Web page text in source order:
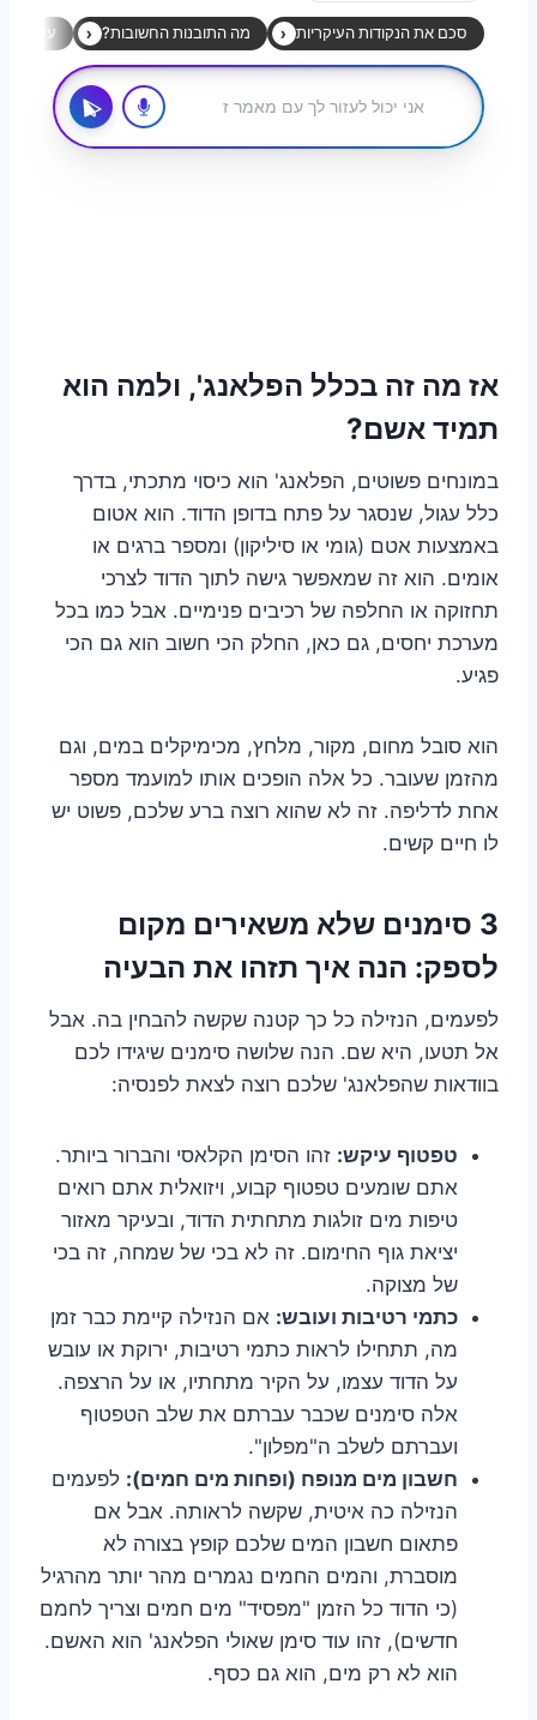
אז מה זה בכלל הפלאנג', ולמה הוא
תמיד אשם?
במונחים פשוטים, הפלאנג' הוא כיסוי מתכתי, בדרך
כלל עגול, שנסגר על פתח בדופן הדוד. הוא אטום
באמצעות אטם (גומי או סיליקון) ומספר ברגים או
אומים. הוא זה שמאפשר גישה לתוך הדוד לצרכי
תחזוקה או החלפה של רכיבים פנימיים. אבל כמו בכל
מערכת יחסים, גם כאן, החלק הכי חשוב הוא גם הכי
פגיע.
הוא סובל מחום, מקור, מלחץ, מכימיקלים במים, וגם
מהזמן שעובר. כל אלה הופכים אותו למועמד מספר
אחת לדליפה. זה לא שהוא רוצה ברע שלכם, פשוט יש
לו חיים קשים.
3 סימנים שלא משאירים מקום
לספק: הנה איך תזהו את הבעיה
לפעמים, הנזילה כל כך קטנה שקשה להבחין בה. אבל
אל תטעו, היא שם. הנה שלושה סימנים שיגידו לכם
בוודאות שהפלאנג' שלכם רוצה לצאת לפנסיה:
טפטוף עיקש: זהו הסימן הקלאסי והברור ביותר.
אתם שומעים טפטוף קבוע, ויזואלית אתם רואים
טיפות מים זולגות מתחתית הדוד, ובעיקר מאזור
יציאת גוף החימום. זה לא בכי של שמחה, זה בכי
של מצוקה.
כתמי רטיבות ועובש: אם הנזילה קיימת כבר זמן
מה, תתחילו לראות כתמי רטיבות, ירוקת או עובש
על הדוד עצמו, על הקיר מתחתיו, או על הרצפה.
אלה סימנים שכבר עברתם את שלב הטפטוף
ועברתם לשלב ה"מפלון".
חשבון מים מנופח (ופחות מים חמים): לפעמים
הנזילה כה איטית, שקשה לראותה. אבל אם
פתאום חשבון המים שלכם קופץ בצורה לא
מוסברת, והמים החמים נגמרים מהר יותר מהרגיל
(כי הדוד כל הזמן "מפסיד" מים חמים וצריך לחמם
חדשים), זהו עוד סימן שאולי הפלאנג' הוא האשם.
הוא לא רק מים, הוא גם כסף.